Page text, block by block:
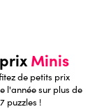
Minis
de petits prix
l'année sur plus de
puzzles !